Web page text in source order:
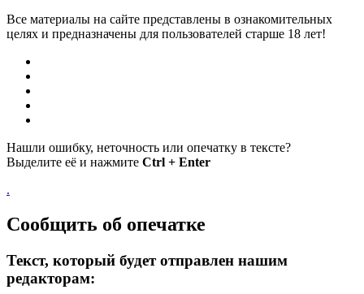
Все материалы на сайте представлены в ознакомительных
целях и предназначены для пользователей старше 18 лет!
Нашли ошибку, неточность или опечатку в тексте?
Выделите её и нажмите Ctrl + Enter
.
Сообщить об опечатке
Текст, который будет отправлен нашим
редакторам: